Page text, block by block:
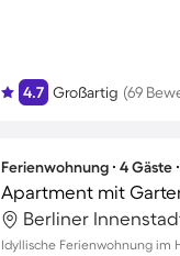
4.7 Großartig (69
Ferienwohnung ∙ 4 Gäste
Berliner
Idyllische Ferienwohnung im